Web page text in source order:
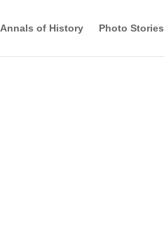
Annals of History Photo Stories